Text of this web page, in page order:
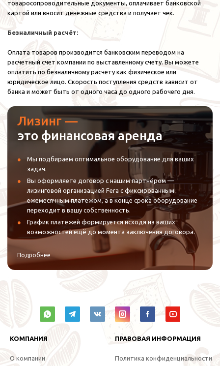
товаросопроводительные документы, оплачивает банковской
картой или вносит денежные средства и получает чек.
Безналичный расчёт:
Оплата товаров производится банковским переводом на
расчетный счет компании по выставленному счету. Вы можете
оплатить по безналичному расчету как физическое или
юридическое лицо. Скорость поступления средств зависит от
банка и может быть от одного часа до одного рабочего дня.
Лизинг —
это финансовая аренда
Мы подбираем оптимальное оборудование для ваших
задач.
Вы оформляете договор с нашим партнёром —
лизинговой организацией Fera с фиксированным
ежемесячным платежом, а в конце срока оборудование
переходит в вашу собственность.
График платежей формируется исходя из ваших
возможностей ещё до момента заключения договора.
Подробнее
КОМПАНИЯ
О компании
ПРАВОВАЯ ИНФОРМАЦИЯ
Политика конфиденциальности